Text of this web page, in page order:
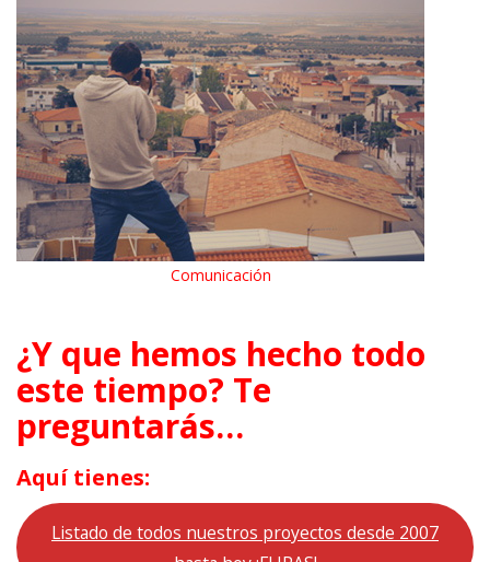
Comunicación
¿Y que hemos hecho todo
este tiempo? Te
preguntarás…
Aquí tienes:
Listado de todos nuestros proyectos desde 2007